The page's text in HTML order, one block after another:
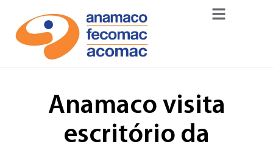
Anamaco visita
escritório da